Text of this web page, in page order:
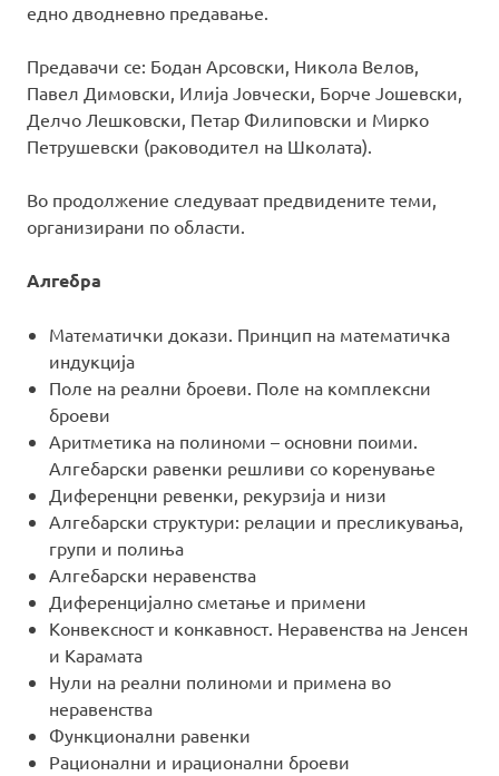
едно дводневно предавање.
Предавачи се: Бодан Арсовски, Никола Велов,
Павел Димовски, Илија Јовчески, Борче Јошевски,
Делчо Лешковски, Петар Филиповски и Мирко
Петрушевски (раководител на Школата).
Во продолжение следуваат предвидените теми,
организирани по области.
Алгебра
Математички докази. Принцип на математичка
индукција
Поле на реални броеви. Поле на комплексни
броеви
Аритметика на полиноми – основни поими.
Алгебарски равенки решливи со коренување
Диференцни ревенки, рекурзија и низи
Алгебарски структури: релации и пресликувања,
групи и полиња
Алгебарски неравенства
Диференцијално сметање и примени
Конвексност и конкавност. Неравенства на Јенсен
и Карамата
Нули на реални полиноми и примена во
неравенства
Функционални равенки
Рационални и ирационални броеви